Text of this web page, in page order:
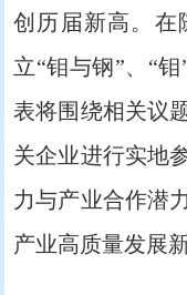
创历届新高。在
立“钼与钢”、“
表将围绕相关议
关企业进行实地
力与产业合作潜
产业高质量发展